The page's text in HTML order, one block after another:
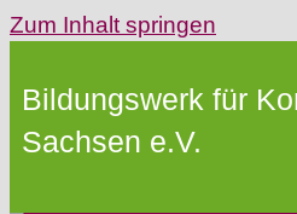
Zum Inhalt springen
Bildungswerk für
Sachsen e.V.